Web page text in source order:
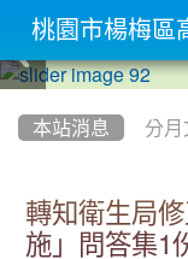
本站消息 分月
轉知衛生局
施」問答集1
桃園市楊梅區